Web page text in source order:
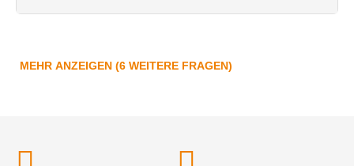
MEHR ANZEIGEN (6 WEITERE FRAGEN)